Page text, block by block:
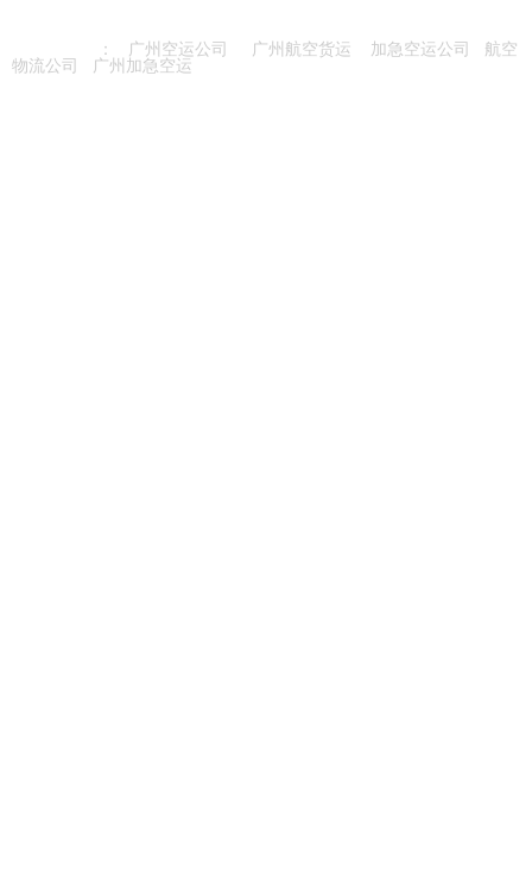
： 广州空运公司 广州航空货运 加急空运公司 航空
物流公司 广州加急空运